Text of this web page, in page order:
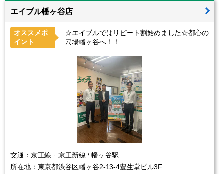
エイブル幡ヶ谷店
オススメポ
イント
☆エイブルではリピート割始めました☆都心の
穴場幡ヶ谷へ！！
交通： 京王線・京王新線 / 幡ヶ谷駅
所在地： 東京都渋谷区幡ヶ谷2-13-4豊生堂ビル3F